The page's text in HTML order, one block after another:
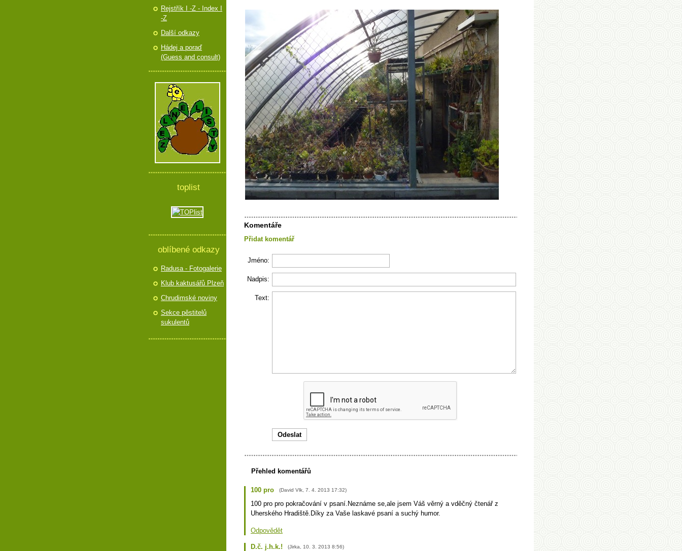
Komentáře
Přidat komentář
Jméno:
Nadpis:
Text:
Přehled komentářů
100 pro (David Vlk 7. 4. 2013 17:32)
100 pro pro pokračování v psaní.Neznáme se,ale jsem Váš věrný a vděčný čtenář z
Uherského Hradiště.Díky za Vaše laskavé psaní a suchý humor.
Odpovědět
D.č. j.h.k.! (Jirka 10. 3. 2013 8:56)
Rejstřík I -Z - Index I
-Z
Další odkazy
Hádej a poraď
(Guess and consult)
toplist
oblíbené odkazy
Radusa - Fotogalerie
Klub kaktusářů Plzeň
Chrudimské noviny
Sekce pěstitelů
sukulentů